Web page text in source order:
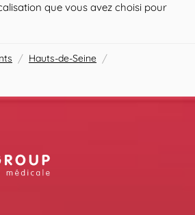
que vous avez choisi pour
/ Hauts-de-Seine /